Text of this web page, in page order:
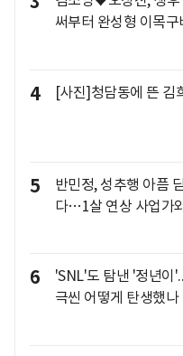
써부터 완성형 이목
4 [사진]청담동에 뜬 김
5
반민정, 성추행 아픔
다…1살 연상 사업가
6
'SNL'도 탐낸 '정년이
극씬 어떻게 탄생했나